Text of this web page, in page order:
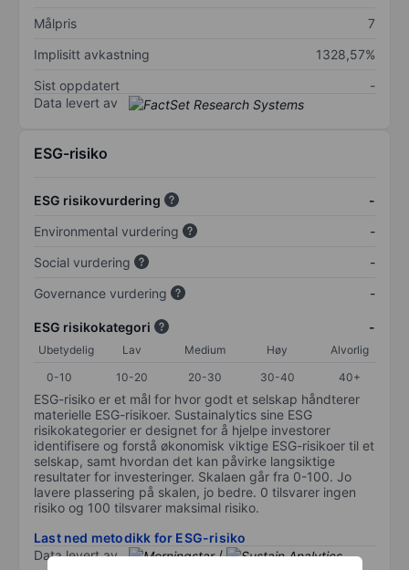
Målpris
7
Implisitt avkastning
1328,57%
Sist oppdatert
-
Data levert av
ESG-risiko
ESG risikovurdering
-
Environmental vurdering
-
Social vurdering
-
Governance vurdering
-
ESG risikokategori -
Ubetydelig Lav Medium Høy
Alvorlig
0-10
10-20 20-30 30-40 40+
ESG-risiko er et mål for hvor godt et selskap håndterer
materielle ESG-risikoer. Sustainalytics sine ESG
risikokategorier er designet for å hjelpe investorer
identifisere og forstå økonomisk viktige ESG-risikoer til et
selskap, samt hvordan det kan påvirke langsiktige
resultater for investeringer. Skalaen går fra 0-100. Jo
lavere plassering på skalen, jo bedre. 0 tilsvarer ingen
risiko og 100 tilsvarer maksimal risiko.
Last ned metodikk for ESG-risiko
Data levert av
/